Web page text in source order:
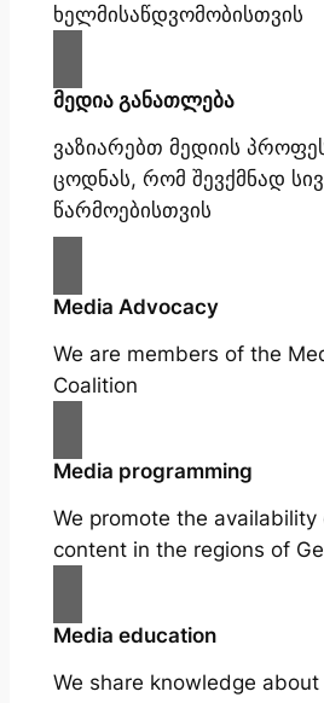
ხელმისაწდვომობისთვის
მედია განათლება
ვაზიარებთ მედიის
ცოდნას, რომ შევქმნად
წარმოებისთვის
Media Advocacy
We are members of the
Coalition
Media programming
We promote the
content in the regions of
Media education
We share knowledge about